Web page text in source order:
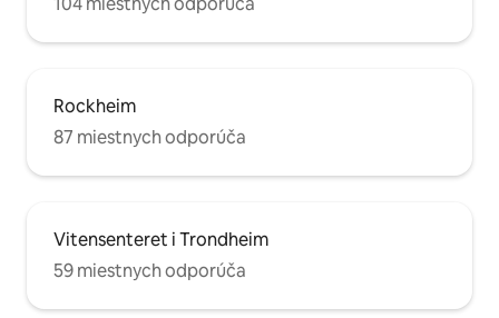
Rockheim
87 miestnych odporúča
Vitensenteret i Trondheim
59 miestnych odporúča